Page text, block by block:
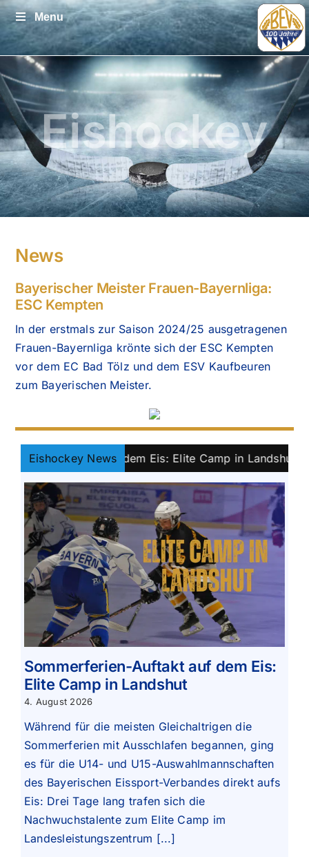
Zum
Inhalt
springen
Menu
Eishockey
News
Bayerischer Meister Frauen-Bayernliga:
ESC Kempten
In der erstmals zur Saison 2024/25 ausgetragenen
Frauen-Bayernliga krönte sich der ESC Kempten
vor dem EC Bad Tölz und dem ESV Kaufbeuren
zum Bayerischen Meister.
Eishockey News
Auftakt auf dem Eis: Elite Camp in Landshut ||
Sommerferien-Auftakt auf dem Eis:
Elite Camp in Landshut
4. August 2026
Während für die meisten Gleichaltrigen die
Sommerferien mit Ausschlafen begannen, ging
es für die U14- und U15-Auswahlmannschaften
des Bayerischen Eissport-Verbandes direkt aufs
Eis: Drei Tage lang trafen sich die
Nachwuchstalente zum Elite Camp im
Landesleistungszentrum [...]